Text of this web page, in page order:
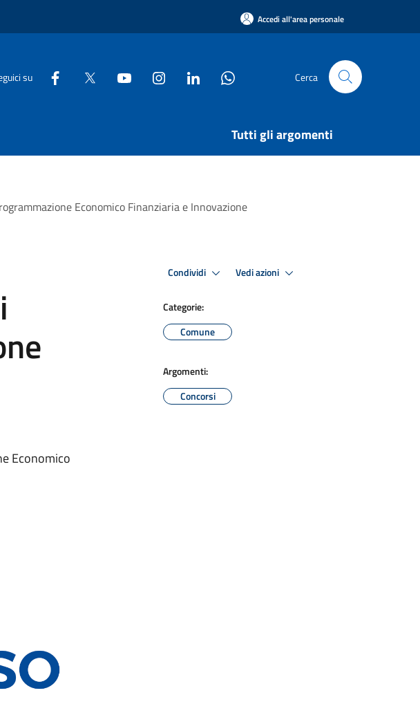
Accedi all'area personale
su Cerca
Tutti gli argomenti
Economico Finanziaria e Innovazione
Economico
Condividi Vedi azioni
Categorie:
Comune
Argomenti:
Concorsi